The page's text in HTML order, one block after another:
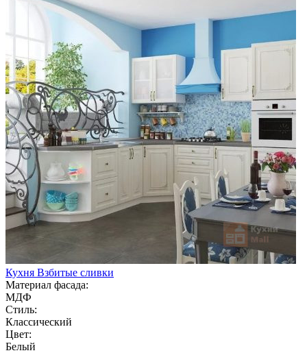
Кухня Взбитые сливки
Материал фасада:
МДФ
Стиль:
Классический
Цвет:
Белый